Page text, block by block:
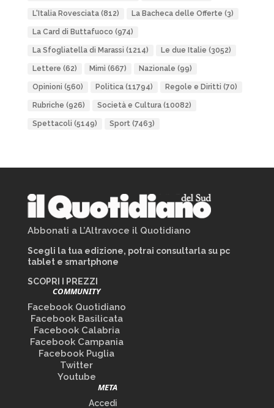
L'Italia Rovesciata(812) La Bacheca delle Offerte (3)
La Card di Buttafuoco (974)
La Sfogliatella di Marassi (1214) Le due Italie (3052)
Lettere (62) Mimì (667) Nazionale (99)
Opinioni (560) Politica(11794) Regole e Diritti (70)
Rubriche (926) Società e Cultura(10082)
Spettacoli (5149) Sport (7463)
Abbonati a L’Altravoce il Quotidiano
Scegli la tua edizione, potrai consultarla su pc
tablet e smartphone
SCOPRI I PREZZI
COMMUNITY
Facebook Quotidiano
Facebook Basilicata
Facebook Calabria
Facebook Campania
Facebook Puglia
Twitter
Youtube
META
Accedi